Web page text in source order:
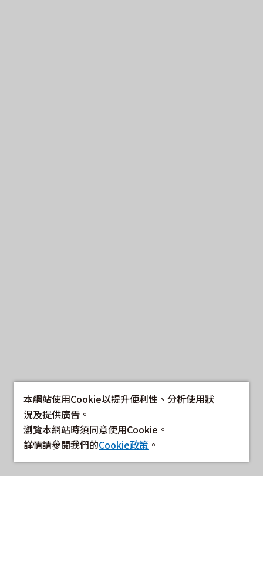
本網站使用Cookie以提升便利性、分析使用狀
況及提供廣告。
瀏覽本網站時須同意使用Cookie。
詳情請參閱我們的Cookie政策 。